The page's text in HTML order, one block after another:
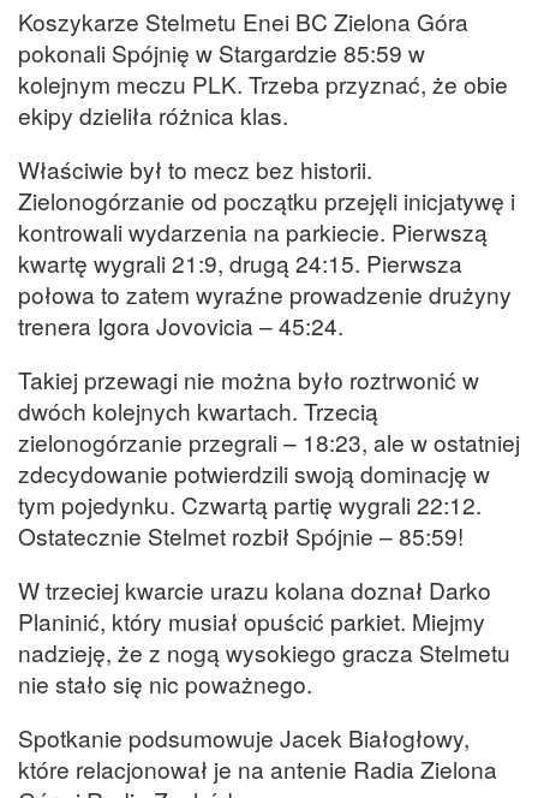
Koszykarze Stelmetu Enei BC Zielona Góra
pokonali Spójnię w Stargardzie 85:59 w
kolejnym meczu PLK. Trzeba przyznać, że obie
ekipy dzieliła różnica klas.
Właściwie był to mecz bez historii.
Zielonogórzanie od początku przejęli inicjatywę i
kontrowali wydarzenia na parkiecie. Pierwszą
kwartę wygrali 21:9, drugą 24:15. Pierwsza
połowa to zatem wyraźne prowadzenie drużyny
trenera Igora Jovovicia – 45:24.
Takiej przewagi nie można było roztrwonić w
dwóch kolejnych kwartach. Trzecią
zielonogórzanie przegrali – 18:23, ale w ostatniej
zdecydowanie potwierdzili swoją dominację w
tym pojedynku. Czwartą partię wygrali 22:12.
Ostatecznie Stelmet rozbił Spójnie – 85:59!
W trzeciej kwarcie urazu kolana doznał Darko
Planinić, który musiał opuścić parkiet. Miejmy
nadzieję, że z nogą wysokiego gracza Stelmetu
nie stało się nic poważnego.
Spotkanie podsumowuje Jacek Białogłowy,
które relacjonował je na antenie Radia Zielona